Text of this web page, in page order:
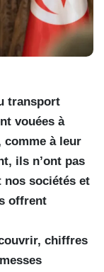
transport
vouées à
comme à leur
ils n’ont pas
nos sociétés et
offrent
chiffres